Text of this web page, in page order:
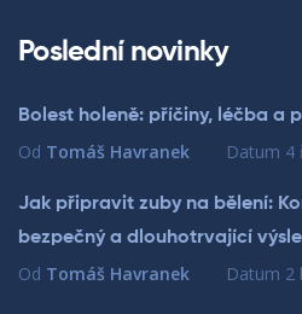
Poslední novinky
Bolest holeně: příčiny, léčba a
Od Tomáš Havranek Datum 4
Jak připravit zuby na bělení:
bezpečný a dlouhotrvající
Od Tomáš Havranek Datum 2